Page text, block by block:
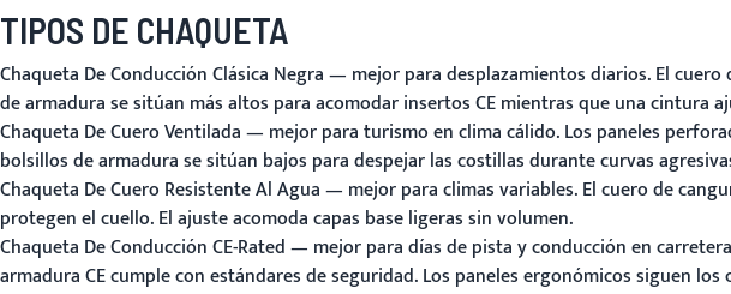
TIPOS DE CHAQUETA
Chaqueta De Conducción Clásica Negra— mejor para desplazamientos diarios. El
de armadura se sitúan más altos para acomodar insertos CE mientras que una cintura
Chaqueta De Cuero Ventilada— mejor para turismo en clima cálido. Los paneles
bolsillos de armadura se sitúan bajos para despejar las costillas durante curvas
Chaqueta De Cuero Resistente Al Agua— mejor para climas variables. El cuero de
protegen el cuello. El ajuste acomoda capas base ligeras sin volumen.
Chaqueta De Conducción CE-Rated— mejor para días de pista y conducción en
armadura CE cumple con estándares de seguridad. Los paneles ergonómicos siguen